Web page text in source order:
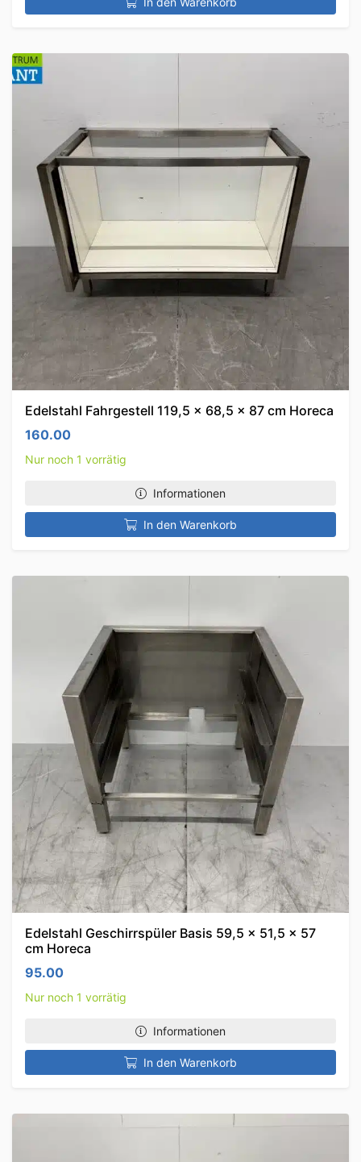
Edelstahl Fahrgestell 119,5 x 68,5 x 87 cm Horeca
160.00
Nur noch 1 vorrätig
Informationen
In den Warenkorb
Edelstahl Geschirrspüler Basis 59,5 x 51,5 x 57
cm Horeca
95.00
Nur noch 1 vorrätig
Informationen
In den Warenkorb